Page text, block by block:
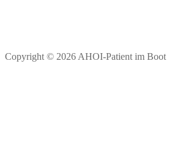
Copyright © 2026 AHOI-Patient im Boot